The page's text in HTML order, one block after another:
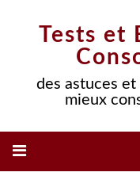
Tests et
des astuces
mieux